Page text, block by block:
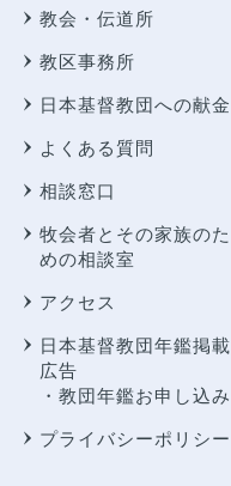
教会・伝道所
教区事務所
日本基督教団への献金
よくある質問
相談窓口
牧会者とその家族のた
めの相談室
アクセス
日本基督教団年鑑掲載
広告
・教団年鑑お申し込み
プライバシーポリシー